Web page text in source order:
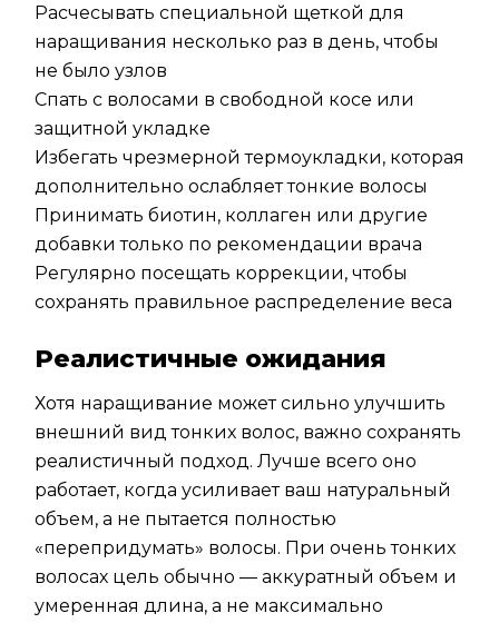
Расчесывать специальной щеткой для
наращивания несколько раз в день, чтобы
не было узлов
Спать с волосами в свободной косе или
защитной укладке
Избегать чрезмерной термоукладки, которая
дополнительно ослабляет тонкие волосы
Принимать биотин, коллаген или другие
добавки только по рекомендации врача
Регулярно посещать коррекции, чтобы
сохранять правильное распределение веса
Реалистичные ожидания
Хотя наращивание может сильно улучшить
внешний вид тонких волос, важно сохранять
реалистичный подход. Лучше всего оно
работает, когда усиливает ваш натуральный
объем, а не пытается полностью
«перепридумать» волосы. При очень тонких
волосах цель обычно — аккуратный объем и
умеренная длина, а не максимально